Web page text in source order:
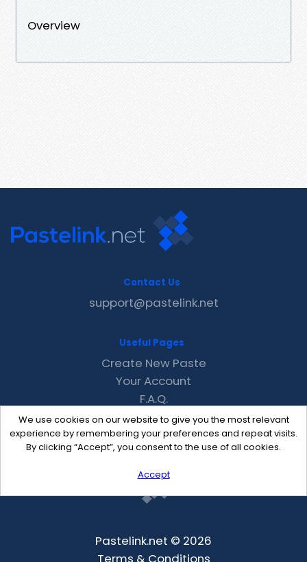
Overview
We use cookies on our website to give you the most relevant
experience by remembering your preferences and repeat visits.
By clicking “Accept”, you consent to the use of all cookies.
Accept
Contact Us
support@pastelink.net
Useful Pages
Create New Paste
Your Account
F.A.Q.
Recent
Contact
Pastelink.net © 2026
Terms & Conditions